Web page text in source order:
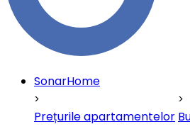
SonarHome
Prețurile apartamentelor